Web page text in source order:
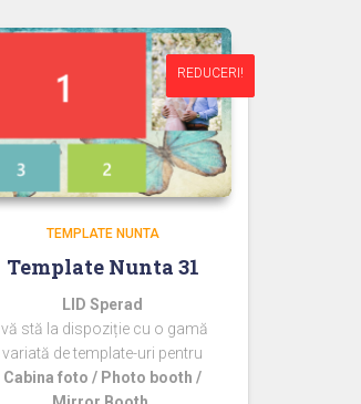
REDUCERI!
REDUCERI!
TEMPLATE NUNTA
Template Nunta 31
LID Sperad
vă stă la dispoziție cu o gamă
variată de template-uri pentru
Cabina foto / Photo booth /